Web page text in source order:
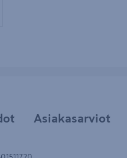
4
Asiakasarviot